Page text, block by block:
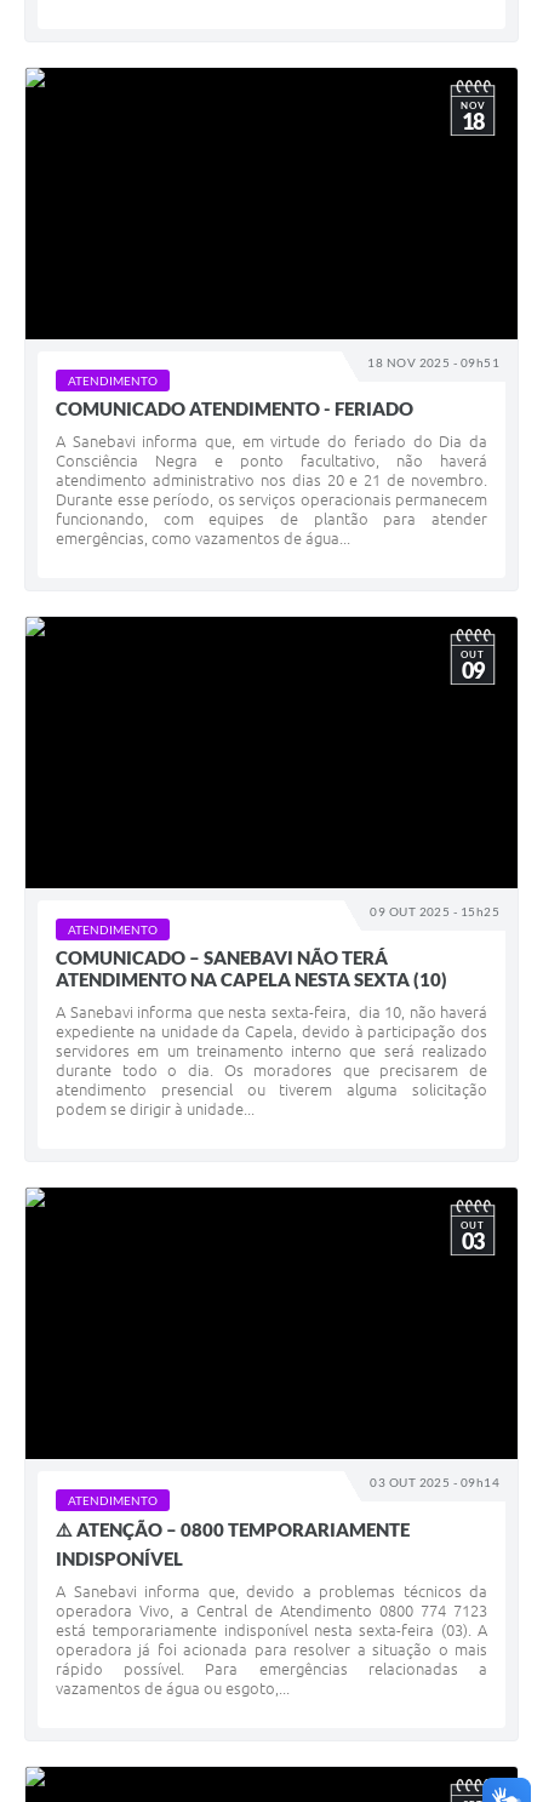
18 NOV 2025 - 09h51
NOV
18
ATENDIMENTO
COMUNICADO ATENDIMENTO - FERIADO
A Sanebavi informa que, em virtude do feriado do Dia da
Consciência Negra e ponto facultativo, não haverá
atendimento administrativo nos dias 20 e 21 de novembro.
Durante esse período, os serviços operacionais permanecem
funcionando, com equipes de plantão para atender
emergências, como vazamentos de água...
09 OUT 2025 - 15h25
OUT
09
ATENDIMENTO
COMUNICADO – SANEBAVI NÃO TERÁ
ATENDIMENTO NA CAPELA NESTA SEXTA (10)
A Sanebavi informa que nesta sexta-feira, dia 10, não haverá
expediente na unidade da Capela, devido à participação dos
servidores em um treinamento interno que será realizado
durante todo o dia. Os moradores que precisarem de
atendimento presencial ou tiverem alguma solicitação
podem se dirigir à unidade...
03 OUT 2025 - 09h14
OUT
03
ATENDIMENTO
⚠️ ATENÇÃO – 0800 TEMPORARIAMENTE
INDISPONÍVEL
A Sanebavi informa que, devido a problemas técnicos da
operadora Vivo, a Central de Atendimento 0800 774 7123
está temporariamente indisponível nesta sexta-feira (03). A
operadora já foi acionada para resolver a situação o mais
rápido possível. Para emergências relacionadas a
vazamentos de água ou esgoto,...